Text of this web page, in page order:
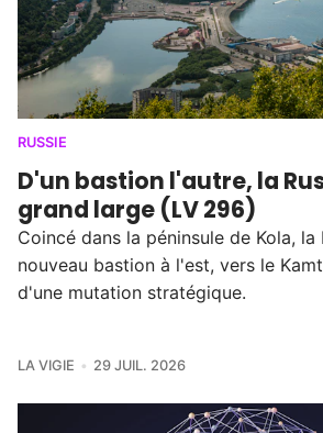
RUSSIE
D'un bastion l'autre, la
grand large (LV 296)
Coincé dans la péninsule de Kola, la
nouveau bastion à l'est, vers le
d'une mutation stratégique.
LA VIGIE 29 JUIL. 2026